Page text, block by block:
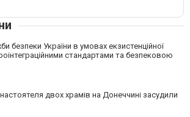
безпеки України в умовах екзистенційної
стандартами та безпековою
двох храмів на Донеччині засудили